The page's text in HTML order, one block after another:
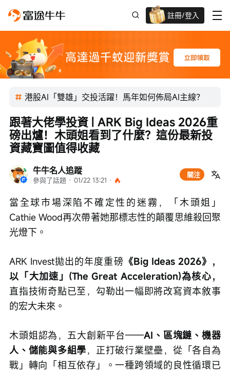
註冊/登入
迎新驚喜賞 股票/BTC等任你揀!
港股AI「雙雄」交投活躍！馬年如何佈局AI主線？
牛牛名人追蹤
參與了話題 · 01/22 13:21 ·
關注
跟著大佬學投資 | ARK Big Ideas 2026重
磅出爐！木頭姐看到了什麼？這份最新投
資藏寶圖值得收藏
當全球市場深陷不確定性的迷霧，「木頭姐」
Cathie Wood再次帶著她那標志性的顛覆思維殺回聚
光燈下。
ARK Invest拋出的年度重磅 《Big Ideas 2026》，
以「大加速」(The Great Acceleration)為核心，
直指技術奇點已至，勾勒出一幅即將改寫資本敘事
的宏大未來。
木頭姐認為，五大創新平台——AI、區塊鏈、機器
人、儲能與多組學，正打破行業壁壘，從「各自為
戰」轉向「相互依存」。一種跨領域的良性循環已